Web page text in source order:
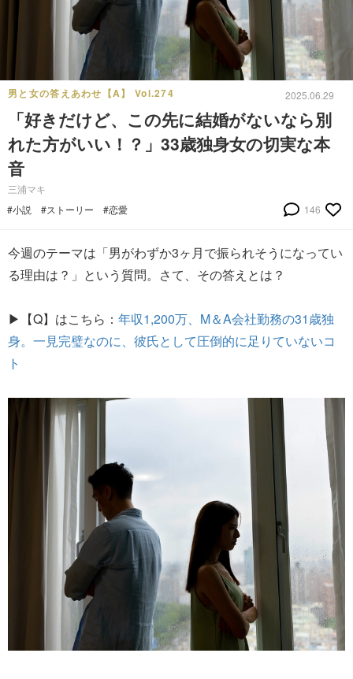
男と女の答えあわせ【A】 Vol.274 2025.06.29
「好きだけど、この先に結婚がないなら別
れた方がいい！？」33歳独身女の切実な本
音
三浦マキ
#小説
#ストーリー #恋愛 146
今週のテーマは「男がわずか3ヶ月で振られそうになってい
る理由は？」という質問。さて、その答えとは？
▶【Q】はこちら： 年収1,200万、M＆A会社勤務の31歳独
身。一見完璧なのに、彼氏として圧倒的に足りていないコ
ト